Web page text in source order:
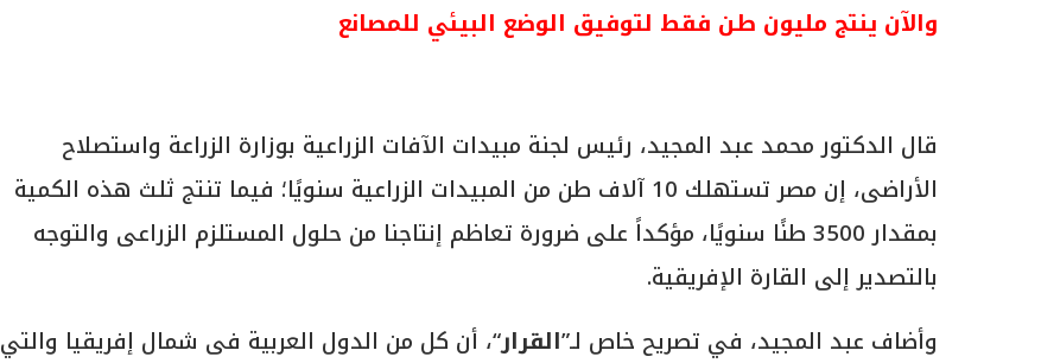
والآن ينتج مليون طن فقط لتوفيق الوضع البيئي للمصانع
قال الدكتور محمد عبد المجيد، رئيس لجنة مبيدات الآفات الزراعية بوزارة الزراعة واستصلاح
الأراضى، إن مصر تستهلك 10 آلاف طن من المبيدات الزراعية سنويًا؛ فيما تنتج ثلث هذه الكمية
بمقدار 3500 طنًا سنويًا، مؤكداً على ضرورة تعاظم إنتاجنا من حلول المستلزم الزراعى والتوجه
بالتصدير إلى القارة الإفريقية.
وأضاف عبد المجيد، في تصريح خاص لـ”القرار“، أن كل من الدول العربية فى شمال إفريقيا والتي